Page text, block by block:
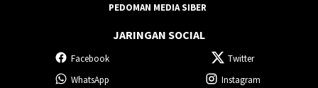
PEDOMAN MEDIA SIBER
JARINGAN SOCIAL
Facebook
Twitter
WhatsApp
Instagram